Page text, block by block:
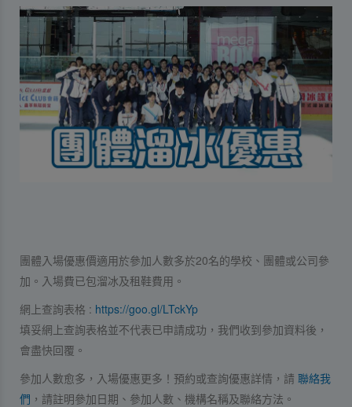
團體入場優惠價適用於參加人數多於20名的學校、團體或公司參
加。入場費已包溜冰及租鞋費用。
網上查詢表格 : https://goo.gl/LTckYp
填妥網上查詢表格並不代表已申請成功，我們收到參加資料後，
會盡快回覆。
參加人數愈多，入場優惠更多！預約或查詢優惠詳情，請 聯絡我
們 ，請註明參加日期、參加人數、機構名稱及聯絡方法。